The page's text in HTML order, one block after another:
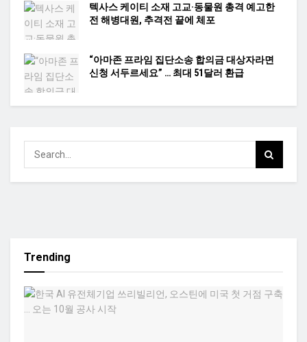
텍사스 케이티 소재 고교·동물원 총격 예고한
전 해병대원, 추격전 끝에 체포
“아마존 프라임 집단소송 합의금 대상자라면
신청 서두르세요” … 최대 51달러 환급
Trending